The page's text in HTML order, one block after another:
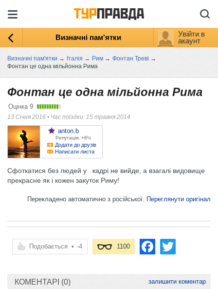
Визначні пам'ятки
Увійти в
акаунт
Визначні пам'ятки → Італія → Рим → Фонтан Треві →
Фонтан це одна мільйонна Рима
Фонтан це одна мільйонна Рима
Оцінка 9
13 Січня 2016 • Час поїздки: 15 травня 2014
anton.b
Репутація: +8½
Додати до друзів
Написати листа
Сфоткатися без людей у ​ ​ кадрі не вийде, а взагалі видовище
прекрасне як і кожен закуток Риму!
Перекладено автоматично з російської. Переглянути оригінал
Подобається • -4 1100
КОМЕНТАРІ (0) залишити коментар